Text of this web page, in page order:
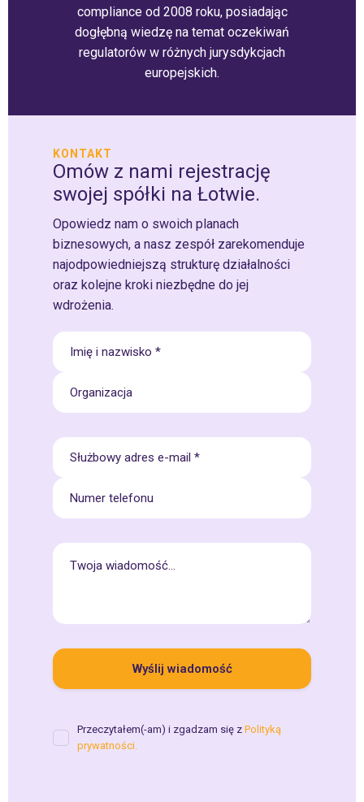
compliance od 2008 roku, posiadając
dogłębną wiedzę na temat oczekiwań
regulatorów w różnych jurysdykcjach
europejskich.
KONTAKT
Omów z nami rejestrację
swojej spółki na Łotwie.
Opowiedz nam o swoich planach
biznesowych, a nasz zespół zarekomenduje
najodpowiedniejszą strukturę działalności
oraz kolejne kroki niezbędne do jej
wdrożenia.
Przeczytałem(-am) i zgadzam się z Polityką
prywatności.